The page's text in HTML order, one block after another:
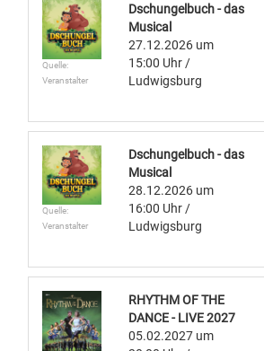
Quelle:
Veranstalter
Dschungelbuch - das
Musical
27.12.2026 um
15:00 Uhr /
Ludwigsburg
Quelle:
Veranstalter
Dschungelbuch - das
Musical
28.12.2026 um
16:00 Uhr /
Ludwigsburg
RHYTHM OF THE
DANCE - LIVE 2027
05.02.2027 um